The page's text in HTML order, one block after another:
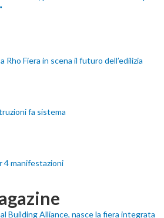
Rho Fiera in scena il futuro dell’edilizia
fa sistema
4 manifestazioni
Building Alliance, nasce la fiera integrata